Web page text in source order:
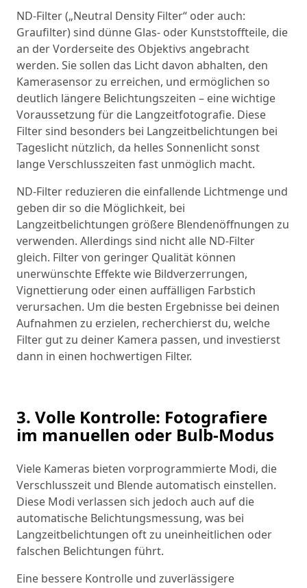
ND-Filter („Neutral Density Filter“ oder auch:
Graufilter) sind dünne Glas- oder Kunststoffteile, die
an der Vorderseite des Objektivs angebracht
werden. Sie sollen das Licht davon abhalten, den
Kamerasensor zu erreichen, und ermöglichen so
deutlich längere Belichtungszeiten – eine wichtige
Voraussetzung für die Langzeitfotografie. Diese
Filter sind besonders bei Langzeitbelichtungen bei
Tageslicht nützlich, da helles Sonnenlicht sonst
lange Verschlusszeiten fast unmöglich macht.
ND-Filter reduzieren die einfallende Lichtmenge und
geben dir so die Möglichkeit, bei
Langzeitbelichtungen größere Blendenöffnungen zu
verwenden. Allerdings sind nicht alle ND-Filter
gleich. Filter von geringer Qualität können
unerwünschte Effekte wie Bildverzerrungen,
Vignettierung oder einen auffälligen Farbstich
verursachen. Um die besten Ergebnisse bei deinen
Aufnahmen zu erzielen, recherchierst du, welche
Filter gut zu deiner Kamera passen, und investierst
dann in einen hochwertigen Filter.
3. Volle Kontrolle: Fotografiere
im manuellen oder Bulb-Modus
Viele Kameras bieten vorprogrammierte Modi, die
Verschlusszeit und Blende automatisch einstellen.
Diese Modi verlassen sich jedoch auch auf die
automatische Belichtungsmessung, was bei
Langzeitbelichtungen oft zu uneinheitlichen oder
falschen Belichtungen führt.
Eine bessere Kontrolle und zuverlässigere